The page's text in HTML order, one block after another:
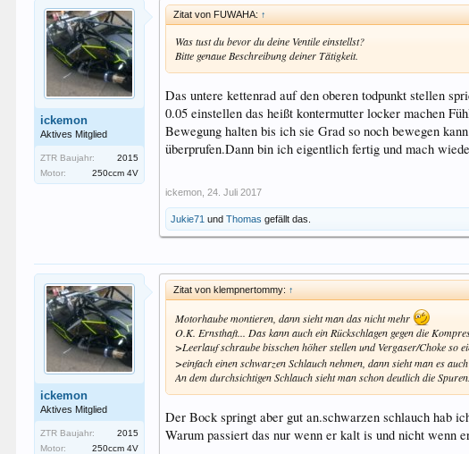
ickemon
Aktives Mitglied
ZTR Baujahr:
2015
Motor:
250ccm 4V
Zitat von FUWAHA: ↑
Was tust du bevor du deine Ventile einstellst?
Bitte genaue Beschreibung deiner Tätigkeit.
Das untere kettenrad auf den oberen todpunkt stellen
0.05 einstellen das heißt kontermutter locker machen
Bewegung halten bis ich sie Grad so noch bewegen
überprufen.Dann bin ich eigentlich fertig und mach
ickemon 24. Juli 2017
Jukie71 undThomas gefällt das.
ickemon
Aktives Mitglied
ZTR Baujahr:
2015
Motor:
250ccm 4V
Zitat von klempnertommy: ↑
Motorhaube montieren, dann sieht man das nicht mehr
O.K. Ernsthaft... Das kann auch ein Rückschlagen gegen die
>Leerlauf schraube bisschen höher stellen und Vergaser/Choke so
>einfach einen schwarzen Schlauch nehmen, dann sieht man es
An dem durchsichtigen Schlauch sieht man schon deutlich die Spuren.
Der Bock springt aber gut an.schwarzen schlauch hab
Warum passiert das nur wenn er kalt is und nicht wenn